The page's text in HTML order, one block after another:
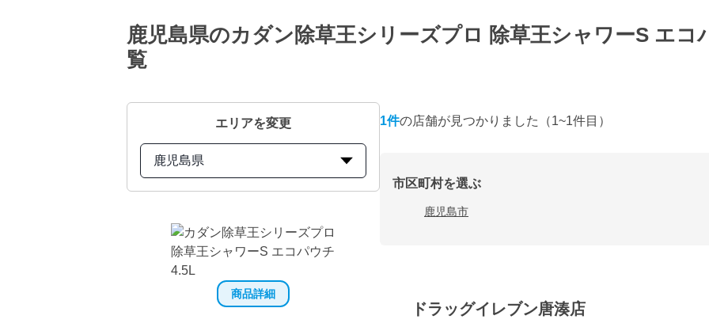
鹿児島県のカダン除草王シリーズプロ 除草王シャワーS エコ
覧
エリアを変更
鹿児島県
商品詳細
1件の店舗が見つかりました （1~1件目）
市区町村を選ぶ
鹿児島市
ドラッグイレブン唐湊店